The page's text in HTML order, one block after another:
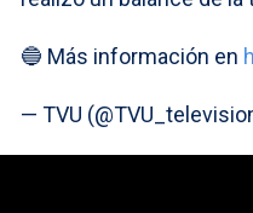
🔵 Más información en
— TVU